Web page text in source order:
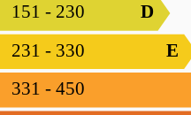
D
151 - 230
E
231 - 330
331 - 450